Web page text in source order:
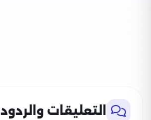
التعليقات والردود